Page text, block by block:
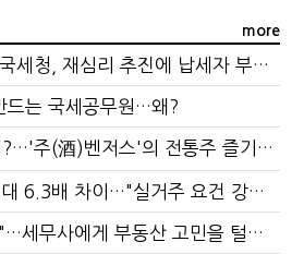
more
심판원 결정 번복?…국세청, 재심리 추진에 납세자 부담 우려
드는 국세공무원…왜?
막걸리를 하이볼처럼?…'주(酒)벤저스'의 전통주 즐기는 법
1주택자도 양도세 최대 6.3배 차이…"실거주 요건 강화하자"
"어떤 건물을 팔까요"…세무사에게 부동산 고민을 털어놓는 이유